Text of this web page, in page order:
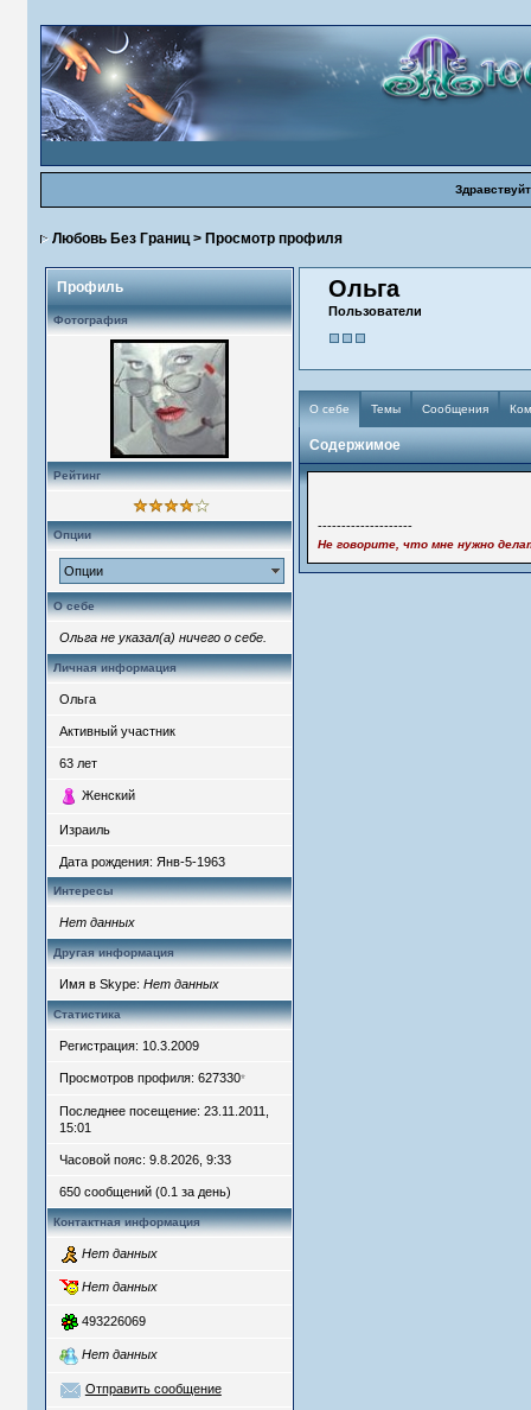
Любовь Без Границ> Просмотр профиля
Профиль
Фотография
Рейтинг
Опции
Опции
О себе
Ольга не указал(а) ничего о себе.
Личная информация
Ольга
Активный участник
63 лет
Женский
Израиль
Дата рождения: Янв-5-1963
Интересы
Нет данных
Другая информация
Имя в Skype: Нет данных
Статистика
Регистрация: 10.3.2009
Просмотров профиля: 627330*
Последнее посещение: 23.11.2011,
15:01
Часовой пояс: 9.8.2026, 9:33
650 сообщений (0.1 за день)
Контактная информация
Нет данных
Нет данных
493226069
Нет данных
Отправить сообщение
Ольга
Пользователи
О себе Темы Сообщения
Содержимое
--------------------
Не говорите, что мне нужно